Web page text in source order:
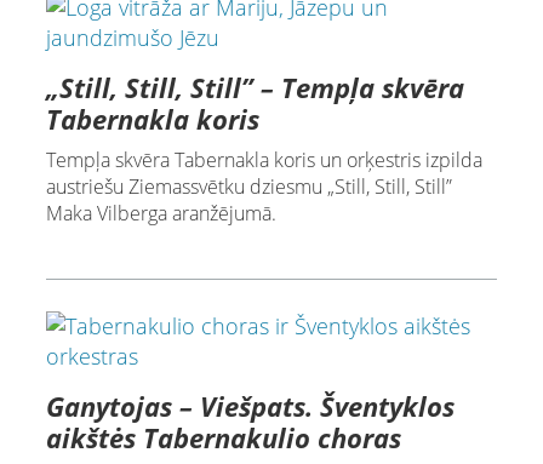
„Still, Still, Still” – Tempļa skvēra
Tabernakla koris
Tempļa skvēra Tabernakla koris un orķestris izpilda
austriešu Ziemassvētku dziesmu „Still, Still, Still”
Maka Vilberga aranžējumā.
Ganytojas – Viešpats. Šventyklos
aikštės Tabernakulio choras